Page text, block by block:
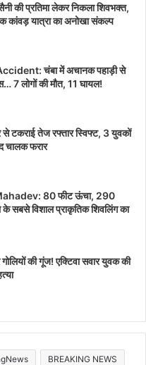
की प्रतिमा लेकर निकला शिवभक्त,
कांवड़ यात्रा का अनोखा संकल्प
चंबा में अचानक पहाड़ी से
7 लोगों की मौत, 11 घायल!
टकराई तेज रफ्तार स्विफ्ट, 3 युवकों
चालक फरार
80 फीट ऊंचा, 290
के सबसे विशाल प्राकृतिक शिवलिंग का
की गूंज! एक्टिवा सवार युवक की
BREAKING NEWS